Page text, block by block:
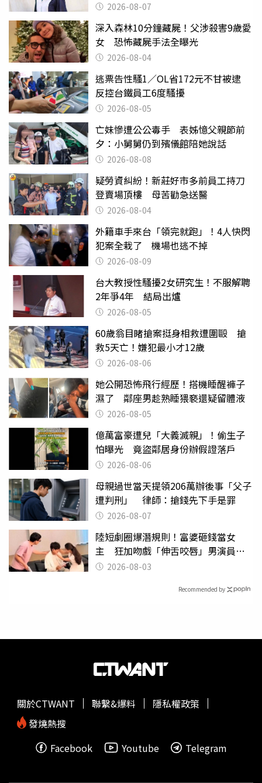
2026-08-07
深入森林10分鐘藏屍！父涉殺害9歲愛
女 恐怖藏屍手法全曝光
2026-08-04
逃票告性騷1／OL省172元不甘被逮
反控台鐵員工6度騷擾
2026-08-05
亡妹慘遭公公毒手 表姊憶父親節前
夕：小舅舅仍到殯儀館陪她說話
2026-08-08
疑勞資糾紛！新莊好市多前員工持刀
登賣場頂樓 母苦勸急送醫
2026-08-04
外籍車手來台「領完就跑」！4人快閃
犯案全栽了 機場也逃不掉
2026-08-09
台大教授性騷擾2女研究生！不服解聘
2年爭4年 結局出爐
2026-08-05
60歲翁目睹搶案挺身相救遭圍毆 搶
救5天亡！嫌犯最小才12歲
2026-08-06
她公開恐怖飛行經歷！搭機睡醒褲子
濕了 鄰座男趁熟睡猥褻還疑留體液
2026-08-05
億萬富豪遭兒「大義滅親」！偷生子
怕曝光 竟盜鄰居身份辦假證落戶
2026-08-06
母親過世當天提領206萬辦後事「父子
遭判刑」 律師：搶錢先下手是罪
2026-08-07
陸短劇圈爆潛規則！富婆砸錢當女
主 狂加吻戲「伸舌咬唇」男演員崩
潰 2026-08-03
Recommended by
關於CTWANT 聯繫&爆料
隱私權政策
發燒熱搜
Facebook
Youtube Telegram